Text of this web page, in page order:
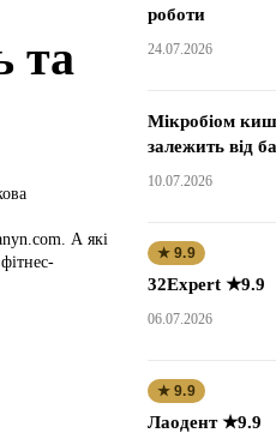
та
А які
роботи
24.07.2026
Мікробіом
залежить від
10.07.2026
★ 9.9
32Expert ★9.9
06.07.2026
★ 9.9
Лаодент ★9.9